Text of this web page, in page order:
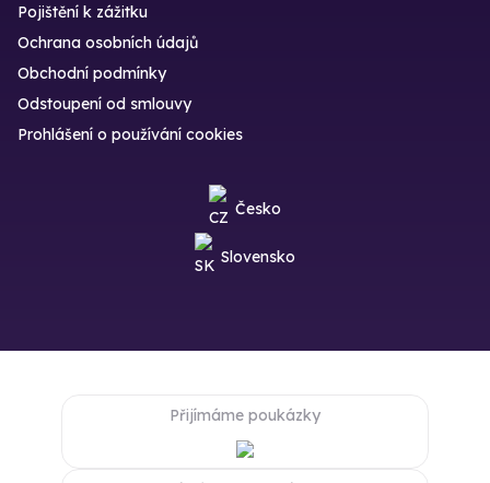
Pojištění k zážitku
Ochrana osobních údajů
Obchodní podmínky
Odstoupení od smlouvy
Prohlášení o používání cookies
Česko
Slovensko
Přijímáme poukázky